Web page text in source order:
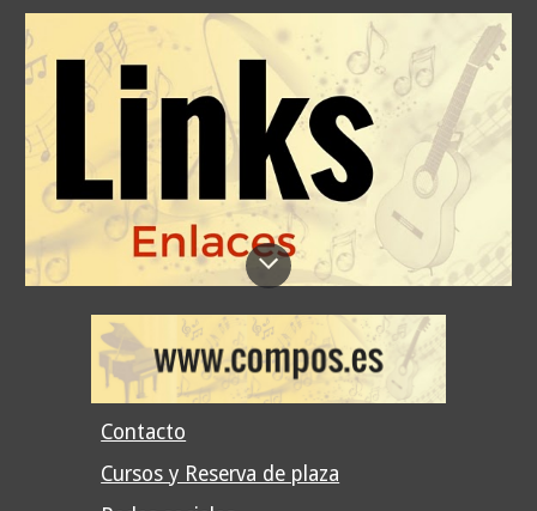
Contacto
Cursos y Reserva de plaza